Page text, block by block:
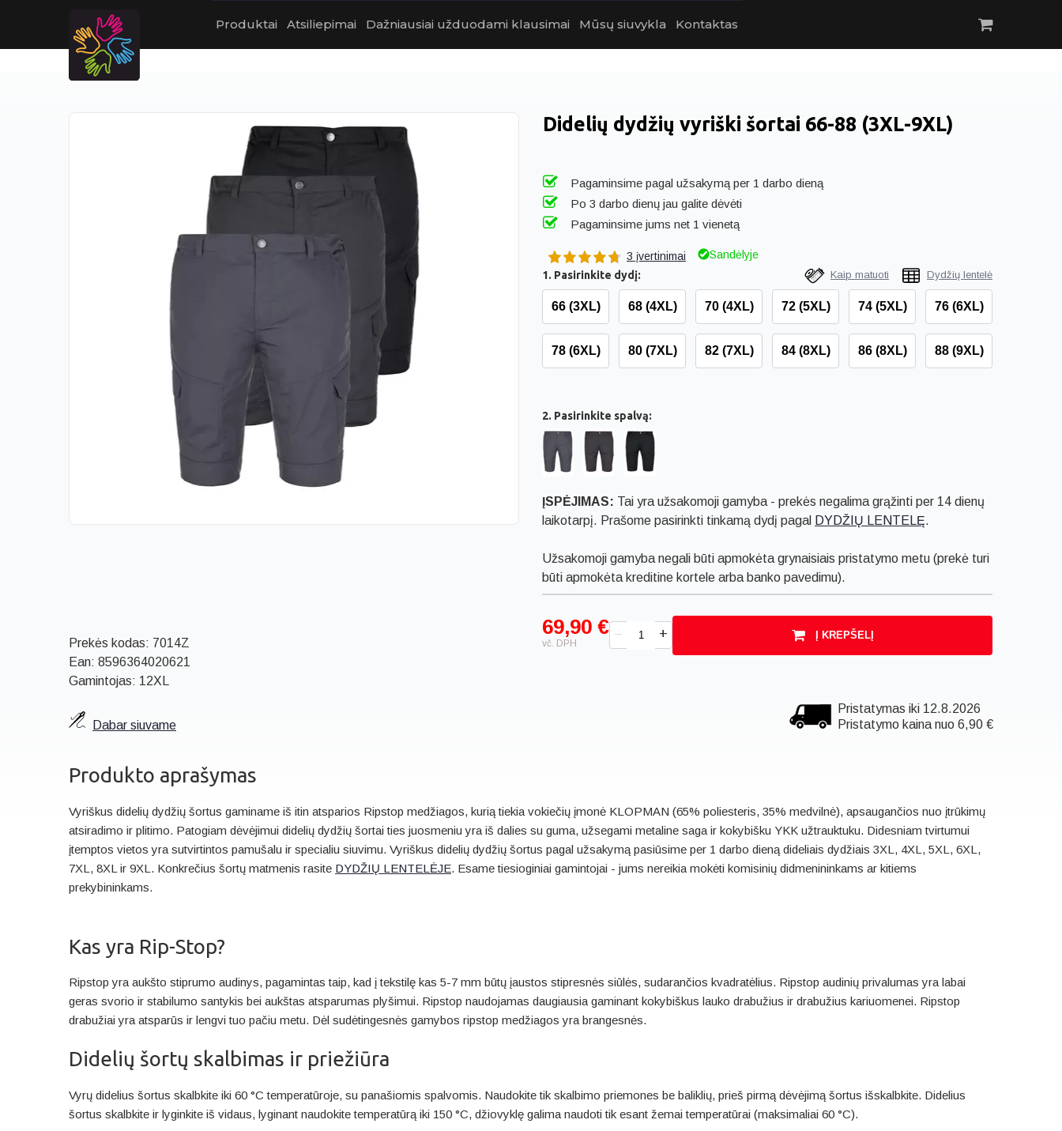
Produktai Atsiliepimai Dažniausiai užduodami klausimai Mūsų siuvykla Kontaktas
Didelių dydžių vyriški šortai 66-88 (3XL-9XL)
Pagaminsime pagal užsakymą per 1 darbo dieną
Po 3 darbo dienų jau galite dėvėti
Pagaminsime jums net 1 vienetą
3 įvertinimai
Sandėlyje
1. Pasirinkite dydį:
Kaip matuoti Dydžių lentelė
66 (3XL) 68 (4XL) 70 (4XL) 72 (5XL) 74 (5XL) 76 (6XL)
78 (6XL) 80 (7XL) 82 (7XL) 84 (8XL) 86 (8XL) 88 (9XL)
2. Pasirinkite spalvą:
ĮSPĖJIMAS: Tai yra užsakomoji gamyba - prekės negalima grąžinti per 14 dienų
laikotarpį. Prašome pasirinkti tinkamą dydį pagal DYDŽIŲ LENTELĘ.
Užsakomoji gamyba negali būti apmokėta grynaisiais pristatymo metu (prekė turi
būti apmokėta kreditine kortele arba banko pavedimu).
69,90 €
vč. DPH
– + Į KREPŠELĮ
Prekės kodas: 7014Z
Ean: 8596364020621
Gamintojas: 12XL
Dabar siuvame
Pristatymas iki 12.8.2026
Pristatymo kaina nuo 6,90 €
Produkto aprašymas
Vyriškus didelių dydžių šortus gaminame iš itin atsparios Ripstop medžiagos, kurią tiekia vokiečių įmonė KLOPMAN (65% poliesteris, 35% medvilnė), apsaugančios nuo įtrūkimų
atsiradimo ir plitimo. Patogiam dėvėjimui didelių dydžių šortai ties juosmeniu yra iš dalies su guma, užsegami metaline saga ir kokybišku YKK užtrauktuku. Didesniam tvirtumui
įtemptos vietos yra sutvirtintos pamušalu ir specialiu siuvimu. Vyriškus didelių dydžių šortus pagal užsakymą pasiūsime per 1 darbo dieną dideliais dydžiais 3XL, 4XL, 5XL, 6XL,
7XL, 8XL ir 9XL. Konkrečius šortų matmenis rasite DYDŽIŲ LENTELĖJE. Esame tiesioginiai gamintojai - jums nereikia mokėti komisinių didmenininkams ar kitiems
prekybininkams.
Kas yra Rip-Stop?
Ripstop yra aukšto stiprumo audinys, pagamintas taip, kad į tekstilę kas 5-7 mm būtų įaustos stipresnės siūlės, sudarančios kvadratėlius. Ripstop audinių privalumas yra labai
geras svorio ir stabilumo santykis bei aukštas atsparumas plyšimui. Ripstop naudojamas daugiausia gaminant kokybiškus lauko drabužius ir drabužius kariuomenei. Ripstop
drabužiai yra atsparūs ir lengvi tuo pačiu metu. Dėl sudėtingesnės gamybos ripstop medžiagos yra brangesnės.
Didelių šortų skalbimas ir priežiūra
Vyrų didelius šortus skalbkite iki 60 °C temperatūroje, su panašiomis spalvomis. Naudokite tik skalbimo priemones be baliklių, prieš pirmą dėvėjimą šortus išskalbkite. Didelius
šortus skalbkite ir lyginkite iš vidaus, lyginant naudokite temperatūrą iki 150 °C, džiovyklę galima naudoti tik esant žemai temperatūrai (maksimaliai 60 °C).